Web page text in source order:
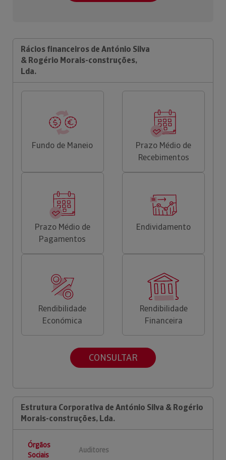
Rácios financeiros de António Silva
& Rogério Morais-construções,
Lda.
Fundo de Maneio
Prazo Médio de
Recebimentos
Prazo Médio de
Pagamentos
Endividamento
Rendibilidade
Económica
Rendibilidade
Financeira
CONSULTAR
Estrutura Corporativa de António Silva & Rogério
Morais-construções, Lda.
Órgãos
Sociais
Auditores